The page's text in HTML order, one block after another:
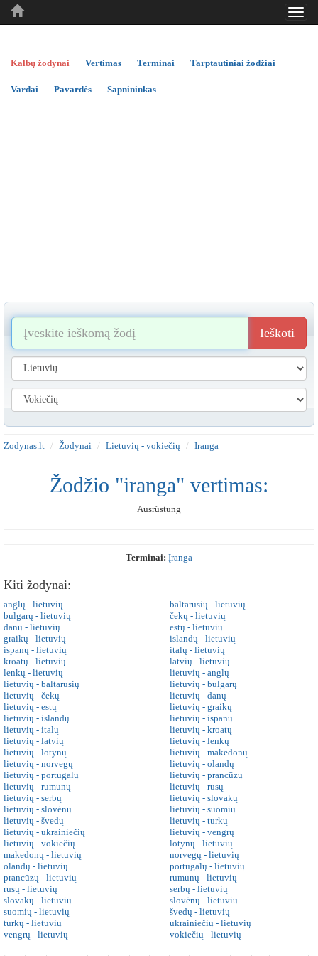
..
..
Kalbų žodynai Vertimas Terminai Tarptautiniai žodžiai
Vardai Pavardės Sapnininkas
Ieškoti
Zodynas.lt Žodynai Lietuvių - vokiečių Iranga
Žodžio "iranga" vertimas:
Ausrüstung
Terminai: Įranga
Kiti žodynai:
anglų - lietuvių
baltarusių - lietuvių
bulgarų - lietuvių
čekų - lietuvių
danų - lietuvių
estų - lietuvių
graikų - lietuvių
islandų - lietuvių
ispanų - lietuvių
italų - lietuvių
kroatų - lietuvių
latvių - lietuvių
lenkų - lietuvių
lietuvių - anglų
lietuvių - baltarusių
lietuvių - bulgarų
lietuvių - čekų
lietuvių - danų
lietuvių - estų
lietuvių - graikų
lietuvių - islandų
lietuvių - ispanų
lietuvių - italų
lietuvių - kroatų
lietuvių - latvių
lietuvių - lenkų
lietuvių - lotynų
lietuvių - makedonų
lietuvių - norvegų
lietuvių - olandų
lietuvių - portugalų
lietuvių - prancūzų
lietuvių - rumunų
lietuvių - rusų
lietuvių - serbų
lietuvių - slovakų
lietuvių - slovėnų
lietuvių - suomių
lietuvių - švedų
lietuvių - turkų
lietuvių - ukrainiečių
lietuvių - vengrų
lietuvių - vokiečių
lotynų - lietuvių
makedonų - lietuvių
norvegų - lietuvių
olandų - lietuvių
portugalų - lietuvių
prancūzų - lietuvių
rumunų - lietuvių
rusų - lietuvių
serbų - lietuvių
slovakų - lietuvių
slovėnų - lietuvių
suomių - lietuvių
švedų - lietuvių
turkų - lietuvių
ukrainiečių - lietuvių
vengrų - lietuvių
vokiečių - lietuvių